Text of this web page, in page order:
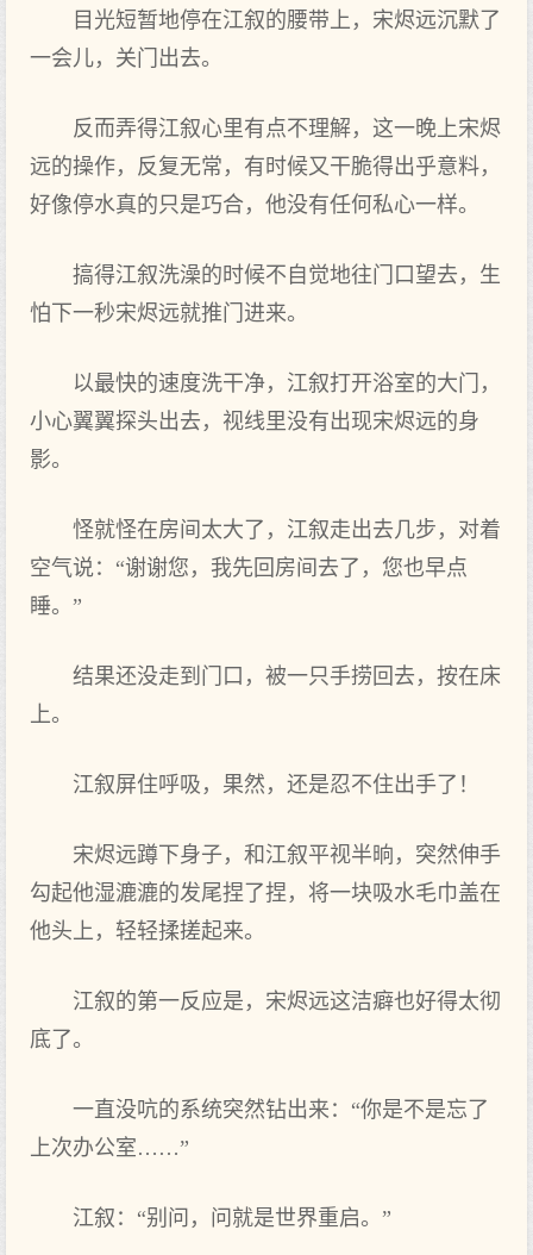
目光短暂地停在江叙的腰带上，宋烬远沉默了
一会儿，关门出去。
反而弄得江叙心里有点不理解，这一晚上宋烬
远的操作，反复无常，有时候又干脆得出乎意料，
好像停水真的只是巧合，他没有任何私心一样。
搞得江叙洗澡的时候不自觉地往门口望去，生
怕下一秒宋烬远就推门进来。
以最快的速度洗干净，江叙打开浴室的大门，
小心翼翼探头出去，视线里没有出现宋烬远的身
影。
怪就怪在房间太大了，江叙走出去几步，对着
空气说：“谢谢您，我先回房间去了，您也早点
睡。”
结果还没走到门口，被一只手捞回去，按在床
上。
江叙屏住呼吸，果然，还是忍不住出手了！
宋烬远蹲下身子，和江叙平视半晌，突然伸手
勾起他湿漉漉的发尾捏了捏，将一块吸水毛巾盖在
他头上，轻轻揉搓起来。
江叙的第一反应是，宋烬远这洁癖也好得太彻
底了。
一直没吭的系统突然钻出来：“你是不是忘了
上次办公室……”
江叙：“别问，问就是世界重启。”